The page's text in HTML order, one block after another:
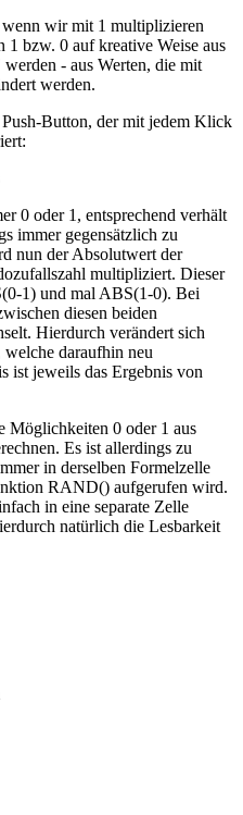
wir mit 1 multiplizieren
1 bzw. 0 auf kreative Weise aus
- aus Werten, die mit
werden.
Button, der mit jedem Klick
0 oder 1, entsprechend verhält
immer gegensätzlich zu
nun der Absolutwert der
multipliziert. Dieser
1) und mal ABS(1-0). Bei
diesen beiden
Hierdurch verändert sich
daraufhin neu
ist jeweils das Ergebnis von
Möglichkeiten 0 oder 1 aus
Es ist allerdings zu
in derselben Formelzelle
RAND() aufgerufen wird.
in eine separate Zelle
natürlich die Lesbarkeit